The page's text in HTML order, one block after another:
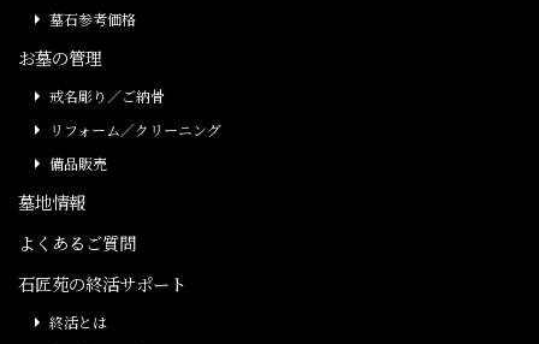
墓石参考価格
お墓の管理
戒名彫り／ご納骨
リフォーム／クリーニング
備品販売
墓地情報
よくあるご質問
石匠苑の終活サポート
終活とは